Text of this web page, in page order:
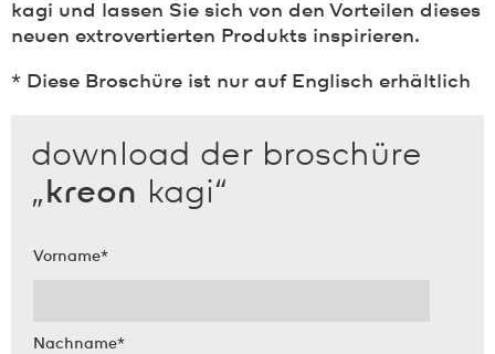
kagi und lassen Sie sich von den Vorteilen dieses
neuen extrovertierten Produkts inspirieren.
* Diese Broschüre ist nur auf Englisch erhältlich
download der broschüre
„ kreon kagi“
Vorname*
Nachname*